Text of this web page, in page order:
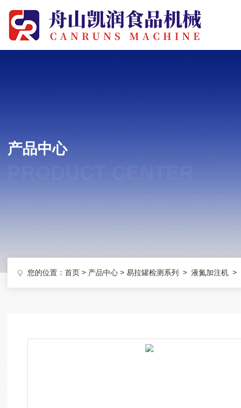
产品中心
您的位置： 首页 > 产品中心 > 易拉罐检测系列 > 液氮加注机 >